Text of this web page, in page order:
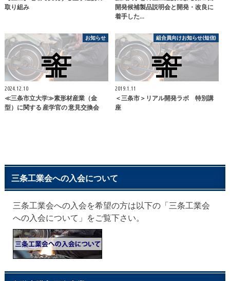
取り組み
開発候補製品説明会と開発・改良に
着手した…
お知らせ
2024.12.10
≪三条市立大学≫素形材産業（金
型）に関する 産学官の 意見交換会
組合員向けお知らせ(短信)
2019.1.11
＜三条市＞リアル開発ラボ 特別講
座
三条工業会への入会について
三条工業会への入会を希望の方は以下の「三条工業会
への入会について」をご覧下さい。